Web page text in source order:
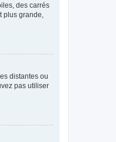
des carrés
plus grande,
distantes ou
pas utiliser